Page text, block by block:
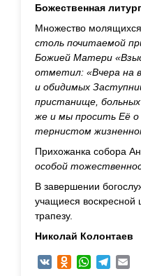
Божественная
Множество
столь почитаемой
Божией Матери
отметил: «Вчера на
и обидимых
пристанище,
же и мы просить Её
тернистом
Прихожанка собора
особой
В завершении
учащиеся воскресной
трапезу.
Николай Колонтаев
VK Odnoklassniki
WhatsApp